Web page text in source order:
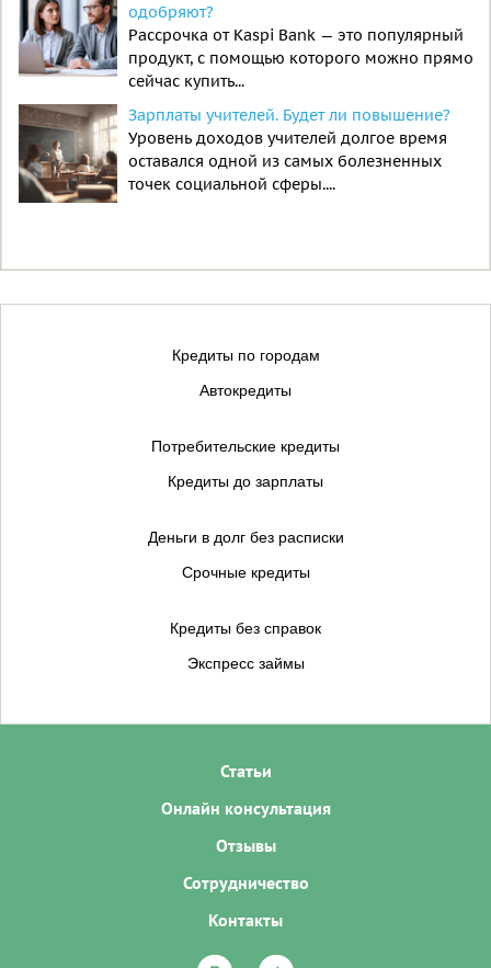
одобряют?
Рассрочка от Kaspi Bank — это популярный
продукт, с помощью которого можно прямо
сейчас купить...
Зарплаты учителей. Будет ли повышение?
Уровень доходов учителей долгое время
оставался одной из самых болезненных
точек социальной сферы....
Кредиты по городам
Автокредиты
Потребительские кредиты
Кредиты до зарплаты
Деньги в долг без расписки
Срочные кредиты
Кредиты без справок
Экспресс займы
Статьи
Онлайн консультация
Отзывы
Сотрудничество
Контакты